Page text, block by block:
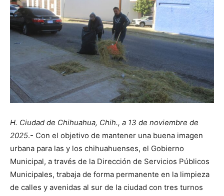
H. Ciudad de Chihuahua, Chih., a 13 de noviembre de
2025.- Con el objetivo de mantener una buena imagen
urbana para las y los chihuahuenses, el Gobierno
Municipal, a través de la Dirección de Servicios Públicos
Municipales, trabaja de forma permanente en la limpieza
de calles y avenidas al sur de la ciudad con tres turnos